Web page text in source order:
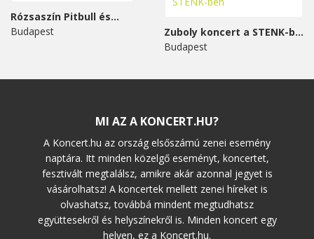
Rózsaszín Pitbull és...
Budapest
Zuboly koncert a STENK-ben
Budapest
MI AZ A KONCERT.HU?
A Koncert.hu az ország elsőszámú zenei esemény
naptára. Itt minden közelgő eseményt, koncertet,
fesztivált megtalálsz, amikre akár azonnal jegyet is
vásárolhatsz! A koncertek mellett zenei híreket is
olvashatsz, továbbá mindent megtudhatsz
együttesekről és helyszínekről is. Minden koncert egy
helyen, ez a Koncert.hu.